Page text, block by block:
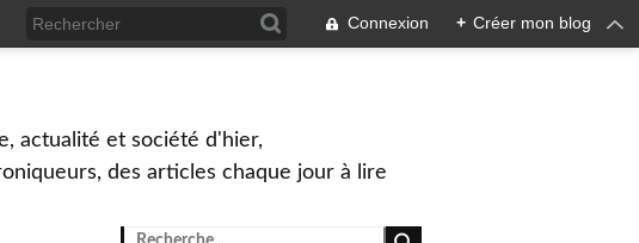
Connexion + Créer mon blog
actualité et société d'hier,
des articles chaque jour à lire